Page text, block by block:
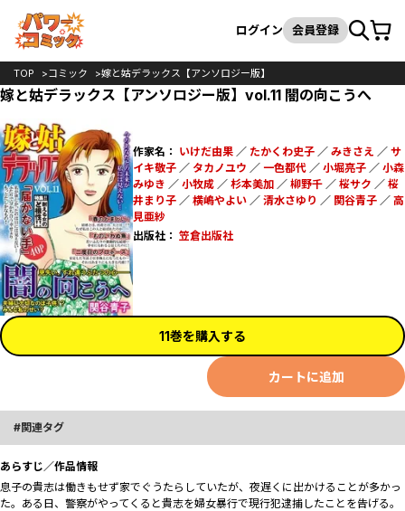
検索
ログイン 会員登録カート
TOP コミック 嫁と姑デラックス【アンソロジー版】
嫁と姑デラックス【アンソロジー版】vol.11 闇の向こうへ
作家名： いけだ由果／ たかくわ史子／ みきさえ ／ サ
イキ敬子／ タカノユウ ／ 一色都代／ 小堀亮子／ 小森
みゆき ／ 小牧成／ 杉本美加／ 柳野千／ 桜サク ／ 桜
井まり子／ 横嶋やよい／ 清水さゆり ／ 関谷青子／ 高
見亜紗
出版社： 笠倉出版社
11巻を購入する
カートに追加
関連タグ
あらすじ／作品情報
息子の貴志は働きもせず家でぐうたらしていたが、夜遅くに出かけることが多かっ
た。ある日、警察がやってくると貴志を婦女暴行で現行犯逮捕したことを告げる。